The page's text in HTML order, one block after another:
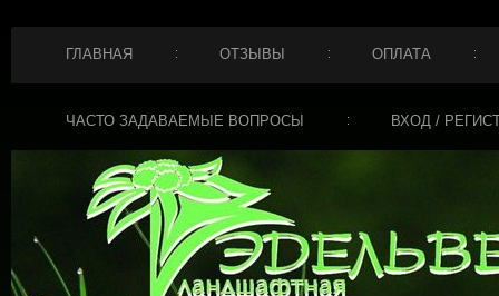
ГЛАВНАЯ ОТЗЫВЫ ОПЛАТА
ЧАСТО ЗАДАВАЕМЫЕ ВОПРОСЫ ВХОД /